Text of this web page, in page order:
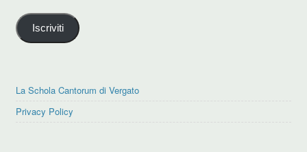
mail
Iscriviti
La Schola Cantorum di Vergato
Privacy Policy